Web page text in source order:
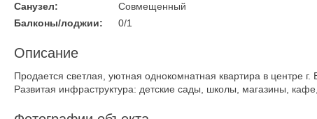
Санузел:
Совмещенный
Балконы/лоджии:
0/1
Описание
Продается светлая, уютная однокомнатная квартира в центре
Развитая инфpaструктура: детские сады, школы, магaзины,